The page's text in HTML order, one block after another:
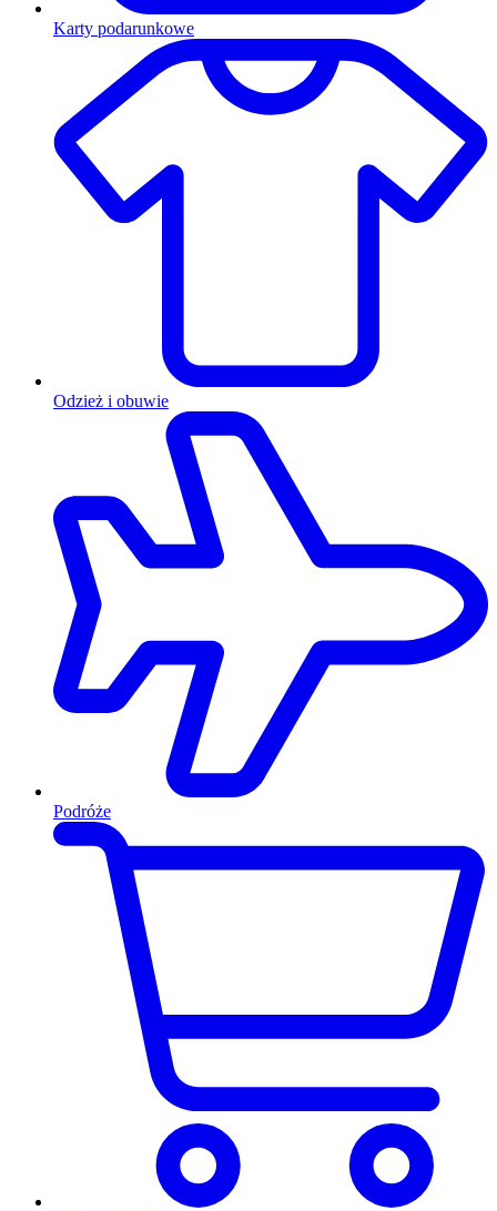
Karty podarunkowe
Odzież i obuwie
Podróże